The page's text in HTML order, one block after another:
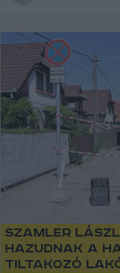
Szamler
hazudnak a
tiltakozó